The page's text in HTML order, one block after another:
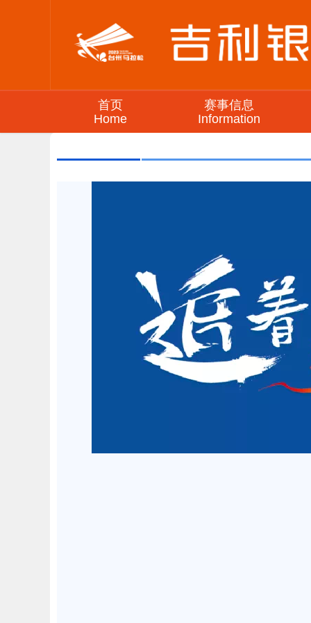
首页
Home
赛事信息
Information